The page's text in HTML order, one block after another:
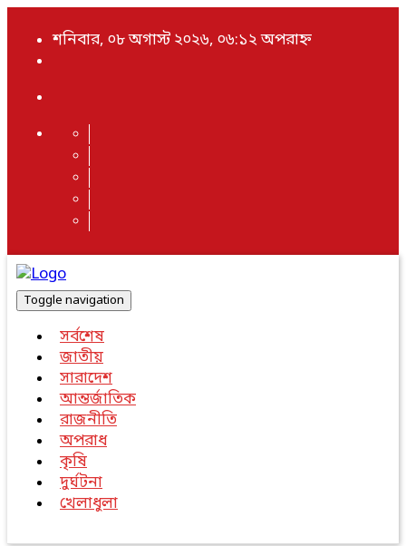
শনিবার, ০৮ অগাস্ট ২০২৬, ০৬:১২ অপরাহ্ন
Toggle navigation
সর্বশেষ
জাতীয়
সারাদেশ
আন্তর্জাতিক
রাজনীতি
অপরাধ
কৃষি
দুর্ঘটনা
খেলাধুলা